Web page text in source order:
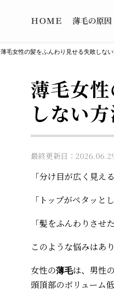
ＨＯＭＥ 薄毛の原因
薄毛女性の髪をふんわり見せる失敗しな
薄毛女
しない
最終更新日：
「分け目が広く見える
「トップがペタッと
「髪をふんわりさせ
このような悩みはあ
女性の薄毛は、男性
頭頂部のボリューム